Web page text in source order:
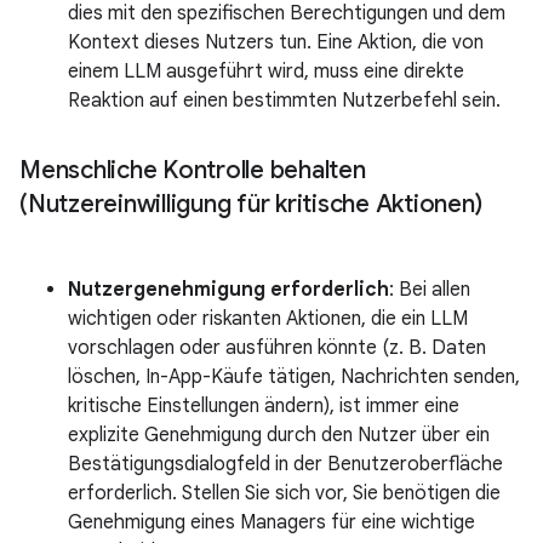
dies mit den spezifischen Berechtigungen und dem
Kontext dieses Nutzers tun. Eine Aktion, die von
einem LLM ausgeführt wird, muss eine direkte
Reaktion auf einen bestimmten Nutzerbefehl sein.
Menschliche Kontrolle behalten
(Nutzereinwilligung für kritische Aktionen)
Nutzergenehmigung erforderlich: Bei allen
wichtigen oder riskanten Aktionen, die ein LLM
vorschlagen oder ausführen könnte (z. B. Daten
löschen, In-App-Käufe tätigen, Nachrichten senden,
kritische Einstellungen ändern), ist immer eine
explizite Genehmigung durch den Nutzer über ein
Bestätigungsdialogfeld in der Benutzeroberfläche
erforderlich. Stellen Sie sich vor, Sie benötigen die
Genehmigung eines Managers für eine wichtige